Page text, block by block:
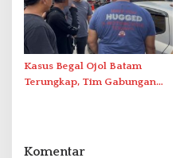
Kasus Begal Ojol Batam
Terungkap, Tim Gabungan
Komentar